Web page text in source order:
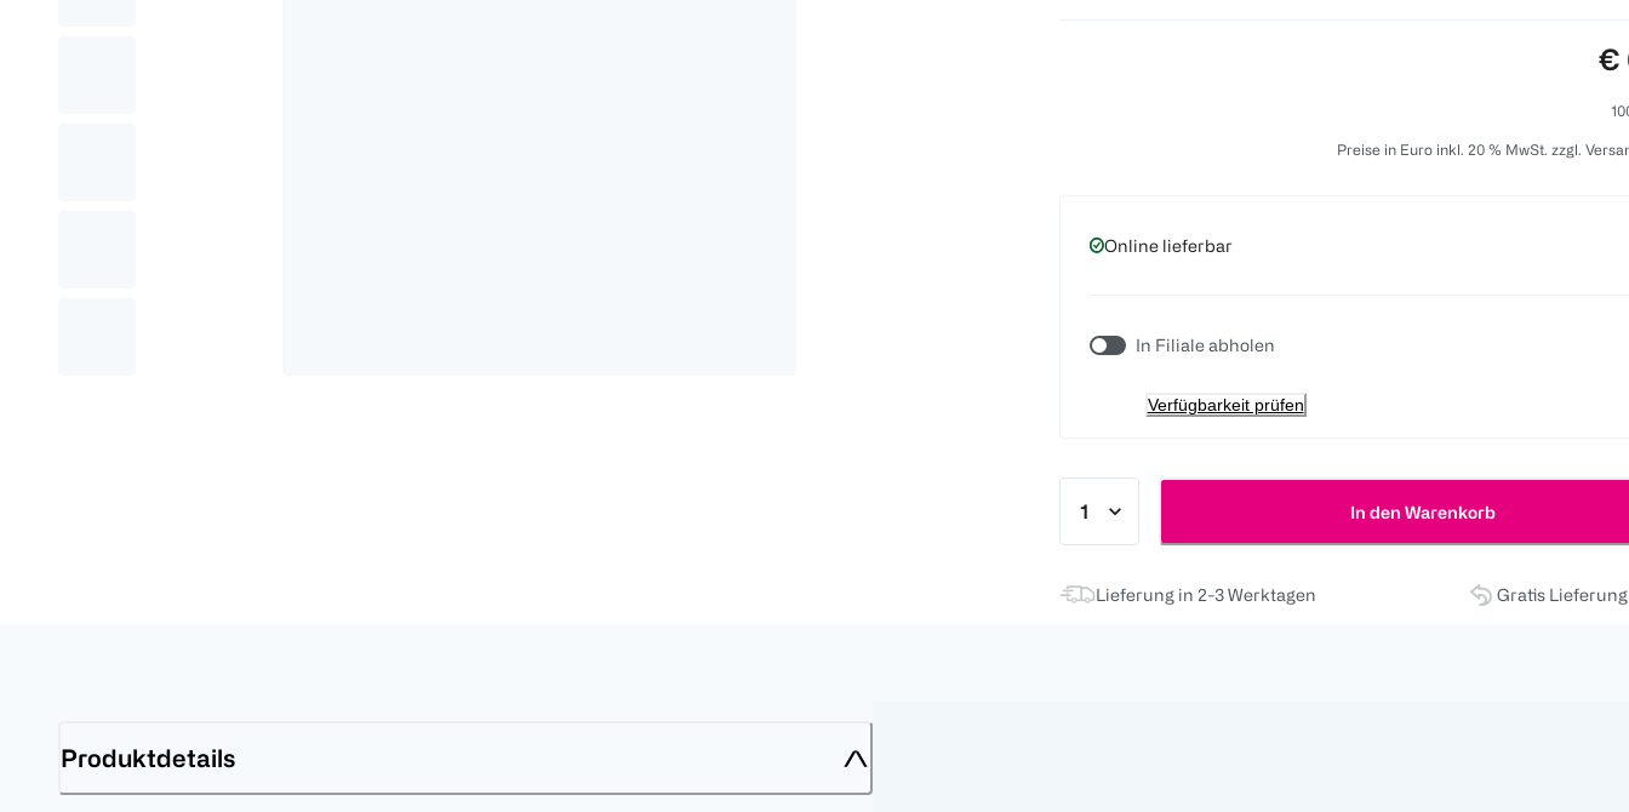
€
Preise in Euro inkl. 20 % MwSt. zzgl.
Online lieferbar
In Filiale abholen
Verfügbarkeit prüfen
In den Warenkorb
Lieferung in 2-3 Werktagen Gratis
Produktdetails